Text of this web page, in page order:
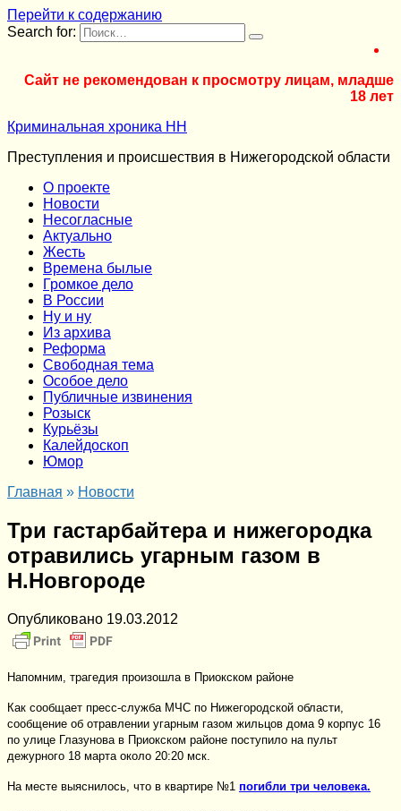
Перейти к содержанию
Search for:
Сайт не рекомендован к просмотру лицам, младше
18 лет
Криминальная хроника НН
Преступления и происшествия в Нижегородской области
О проекте
Новости
Несогласные
Актуально
Жесть
Времена былые
Громкое дело
В России
Ну и ну
Из архива
Реформа
Cвободная тема
Особое дело
Публичные извинения
Розыск
Курьёзы
Калейдоскоп
Юмор
Главная » Новости
Три гастарбайтера и нижегородка
отравились угарным газом в
Н.Новгороде
Опубликовано 19.03.2012
Напомним, трагедия произошла в Приокском районе
Как сообщает пресс-служба МЧС по Нижегородской области,
сообщение об отравлении угарным газом жильцов дома 9 корпус 16
по улице Глазунова в Приокском районе поступило на пульт
дежурного 18 марта около 20:20 мск.
На месте выяснилось, что в квартире №1 погибли три человека.